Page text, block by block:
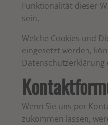
Funktionalität dieser
sein.
Welche Cookies und
eingesetzt werden,
Datenschutzerklärung
Wenn Sie uns per
zukommen lassen,